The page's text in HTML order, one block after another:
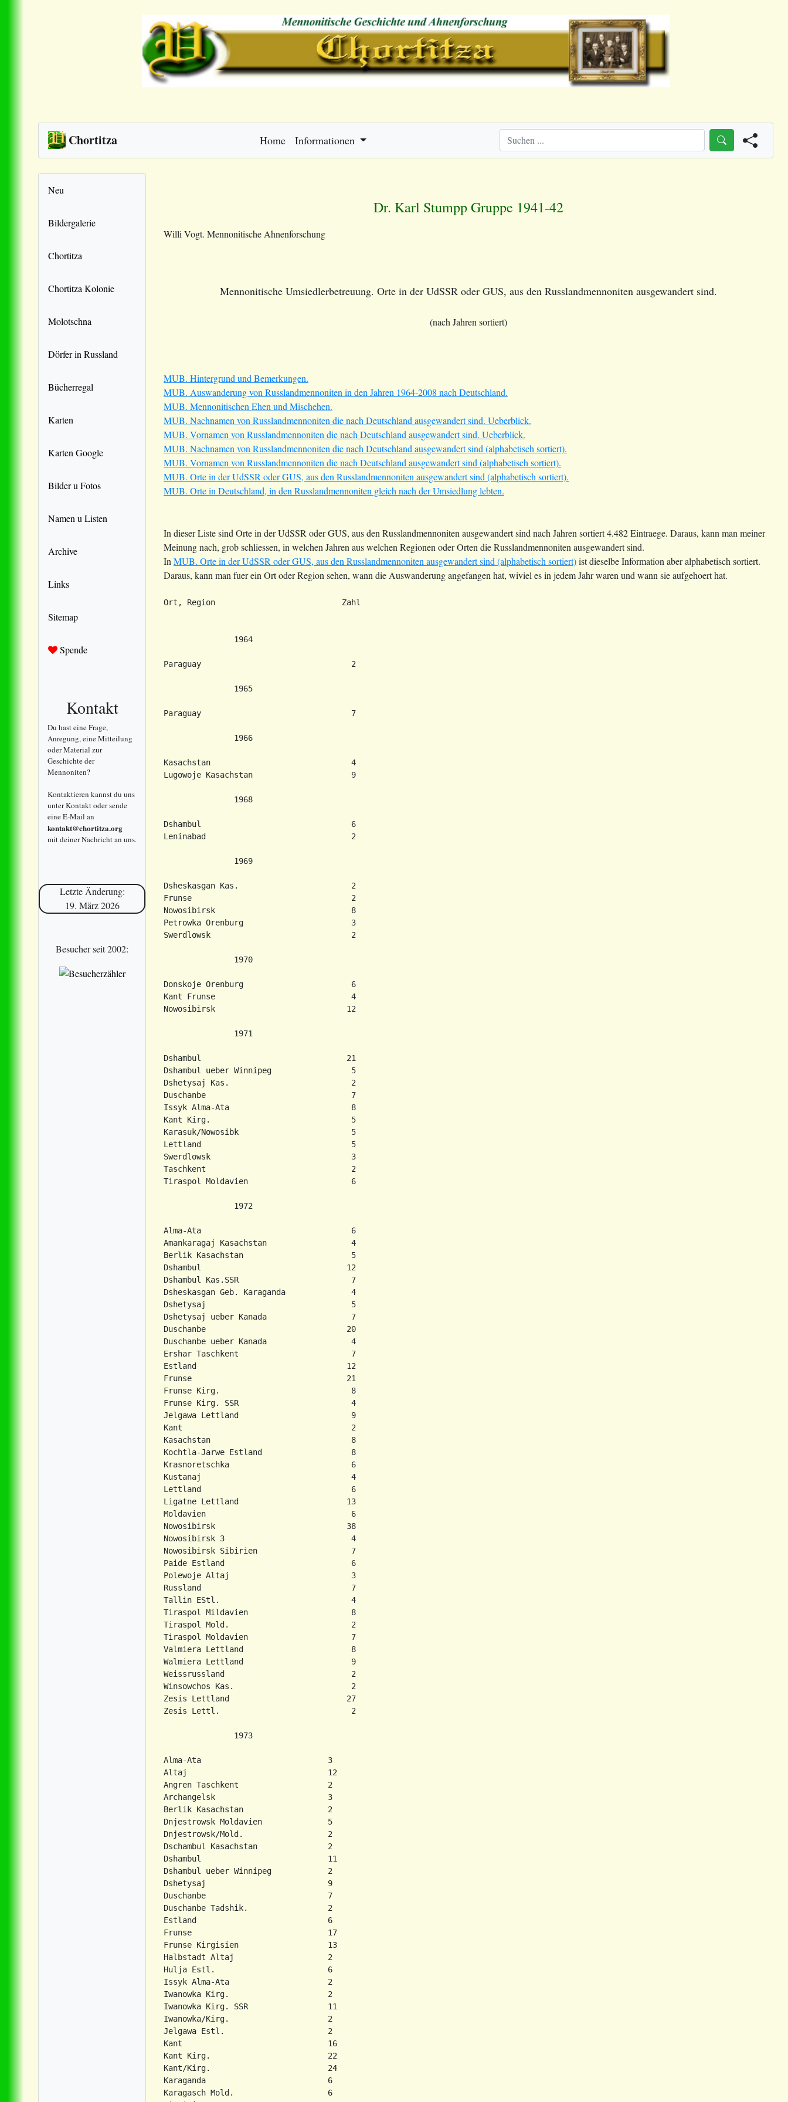
Chortitza Home Informationen
Neu
Bildergalerie
Chortitza
Chortitza Kolonie
Molotschna
Dörfer in Russland
Bücherregal
Karten
Karten Google
Bilder u Fotos
Namen u Listen
Archive
Links
Sitemap
Spende
Kontakt
Du hast eine Frage,
Anregung, eine Mitteilung
oder Material zur
Geschichte der
Mennoniten?
Kontaktieren kannst du uns
unter Kontakt oder sende
eine E-Mail an
kontakt@chortitza.org
mit deiner Nachricht an uns.
Letzte Änderung:
19. März 2026
Besucher seit 2002:
Dr. Karl Stumpp Gruppe 1941-42
Willi Vogt. Mennonitische Ahnenforschung
Mennonitische Umsiedlerbetreuung. Orte in der UdSSR oder GUS, aus den Russlandmennoniten ausgewandert sind.
(nach Jahren sortiert)
MUB. Hintergrund und Bemerkungen.
MUB. Auswanderung von Russlandmennoniten in den Jahren 1964-2008 nach Deutschland.
MUB. Mennonitischen Ehen und Mischehen.
MUB. Nachnamen von Russlandmennoniten die nach Deutschland ausgewandert sind. Ueberblick.
MUB. Vornamen von Russlandmennoniten die nach Deutschland ausgewandert sind. Ueberblick.
MUB. Nachnamen von Russlandmennoniten die nach Deutschland ausgewandert sind (alphabetisch sortiert).
MUB. Vornamen von Russlandmennoniten die nach Deutschland ausgewandert sind (alphabetisch sortiert).
MUB. Orte in der UdSSR oder GUS, aus den Russlandmennoniten ausgewandert sind (alphabetisch sortiert).
MUB. Orte in Deutschland, in den Russlandmennoniten gleich nach der Umsiedlung lebten.
In dieser Liste sind Orte in der UdSSR oder GUS, aus den Russlandmennoniten ausgewandert sind nach Jahren sortiert 4.482 Eintraege. Daraus, kann man meiner
Meinung nach, grob schliessen, in welchen Jahren aus welchen Regionen oder Orten die Russlandmennoniten ausgewandert sind.
In MUB. Orte in der UdSSR oder GUS, aus den Russlandmennoniten ausgewandert sind (alphabetisch sortiert)ist dieselbe Information aber alphabetisch sortiert.
Daraus, kann man fuer ein Ort oder Region sehen, wann die Auswanderung angefangen hat, wiviel es in jedem Jahr waren und wann sie aufgehoert hat.